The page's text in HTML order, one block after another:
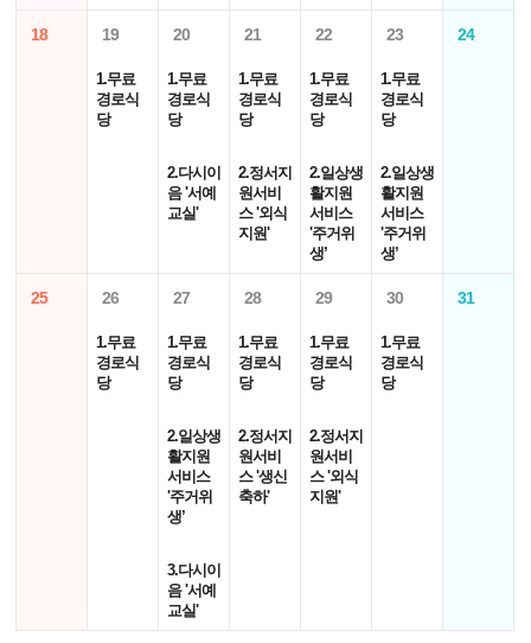
18 19
1.무료
경로식
당
20
1.무료
경로식
당
2.다시이
음 '서예
교실'
21
1.무료
경로식
당
2.정서지
원서비
스 '외식
지원'
22
1.무료
경로식
당
2.일상생
활지원
서비스
'주거위
생’
23
1.무료
경로식
당
2.일상생
활지원
서비스
'주거위
생’
24
25 26
1.무료
경로식
당
27
1.무료
경로식
당
2.일상생
활지원
서비스
'주거위
생’
3.다시이
음 '서예
교실'
28
1.무료
경로식
당
2.정서지
원서비
스 '생신
축하'
29
1.무료
경로식
당
2.정서지
원서비
스 '외식
지원'
30
1.무료
경로식
당
31